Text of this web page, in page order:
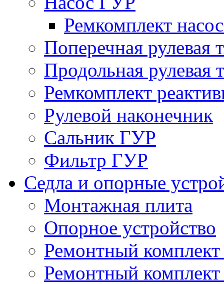
Ремкомплект
Поперечная рулевая
Продольная рулевая
Ремкомплект
Рулевой наконечник
Сальник ГУР
Фильтр ГУР
Седла и опорные
Монтажная плита
Опорное устройство
Ремонтный комплект
Ремонтный